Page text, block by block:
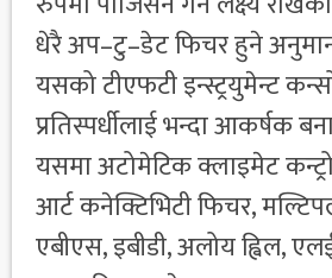
धेरै अप–टु–डेट फिचर हुने
यसको टीएफटी इन्स्ट्रयुमेन्ट
प्रतिस्पर्धीलाई भन्दा आकर्षक
यसमा अटोमेटिक क्लाइमेट
आर्ट कनेक्टिभिटी फिचर,
एबीएस, इबीडी, अलोय ह्विल,